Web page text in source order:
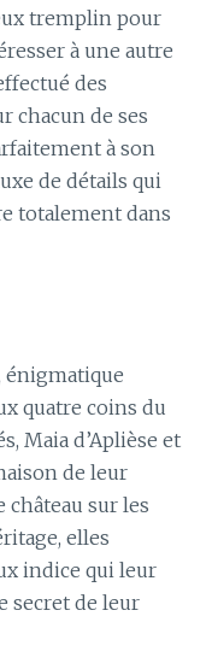
tremplin pour
à une autre
des
chacun de ses
à son
de détails qui
totalement dans
énigmatique
quatre coins du
Maia d’Aplièse et
de leur
sur les
elles
indice qui leur
secret de leur